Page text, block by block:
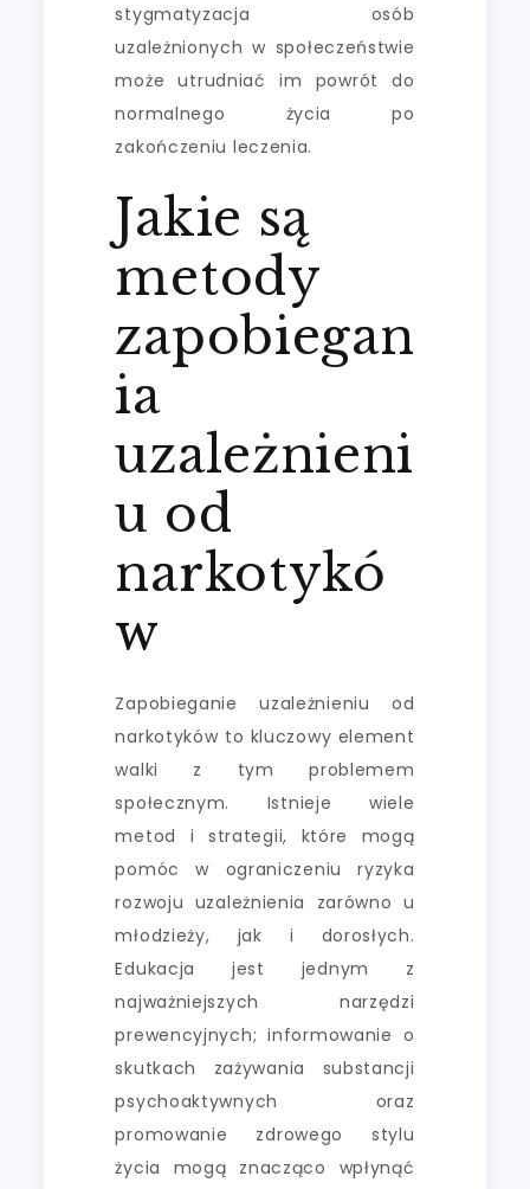
stygmatyzacja osób
uzależnionych w społeczeństwie
może utrudniać im powrót do
normalnego życia po
zakończeniu leczenia.
Jakie są
metody
zapobiegan
ia
uzależnieni
u od
narkotykó
w
Zapobieganie uzależnieniu od
narkotyków to kluczowy element
walki z tym problemem
społecznym. Istnieje wiele
metod i strategii, które mogą
pomóc w ograniczeniu ryzyka
rozwoju uzależnienia zarówno u
młodzieży, jak i dorosłych.
Edukacja jest jednym z
najważniejszych narzędzi
prewencyjnych; informowanie o
skutkach zażywania substancji
psychoaktywnych oraz
promowanie zdrowego stylu
życia mogą znacząco wpłynąć